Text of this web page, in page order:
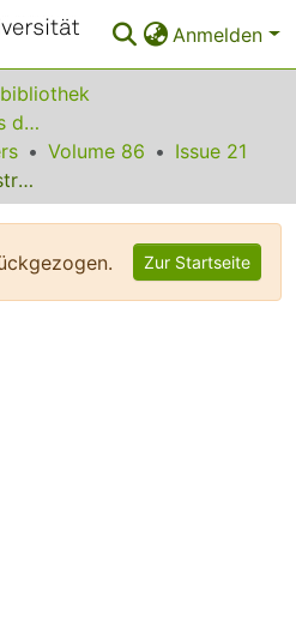
Anmelden
Sonstige Volltexte aus dem Bibliotheksangebot
Volume 86
Issue 21
Novel Layered Superstructures in Mixed Ultralong n-Alkanes
Zur Startseite